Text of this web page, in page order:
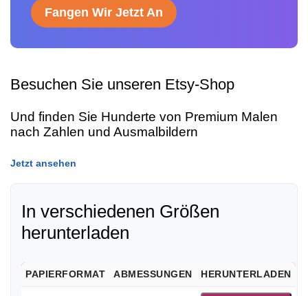
Fangen Wir Jetzt An
Besuchen Sie unseren Etsy-Shop
Und finden Sie Hunderte von Premium Malen
nach Zahlen und Ausmalbildern
Jetzt ansehen
In verschiedenen Größen
herunterladen
PAPIERFORMAT ABMESSUNGEN HERUNTERLADEN